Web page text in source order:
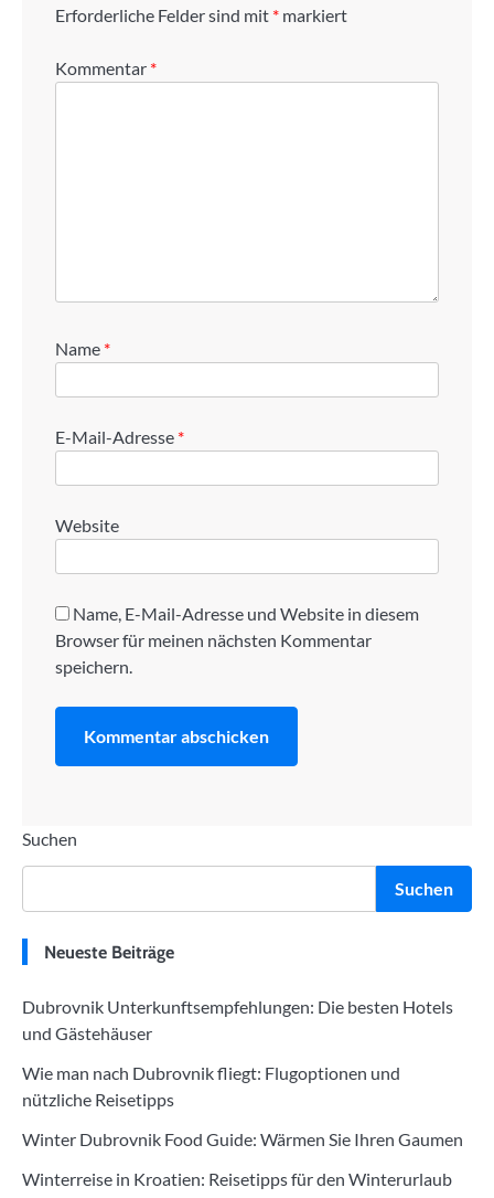
Erforderliche Felder sind mit * markiert
Kommentar *
Name *
E-Mail-Adresse *
Website
Name, E-Mail-Adresse und Website in diesem
Browser für meinen nächsten Kommentar
speichern.
Suchen
Suchen
Neueste Beiträge
Dubrovnik Unterkunftsempfehlungen: Die besten Hotels
und Gästehäuser
Wie man nach Dubrovnik fliegt: Flugoptionen und
nützliche Reisetipps
Winter Dubrovnik Food Guide: Wärmen Sie Ihren Gaumen
Winterreise in Kroatien: Reisetipps für den Winterurlaub